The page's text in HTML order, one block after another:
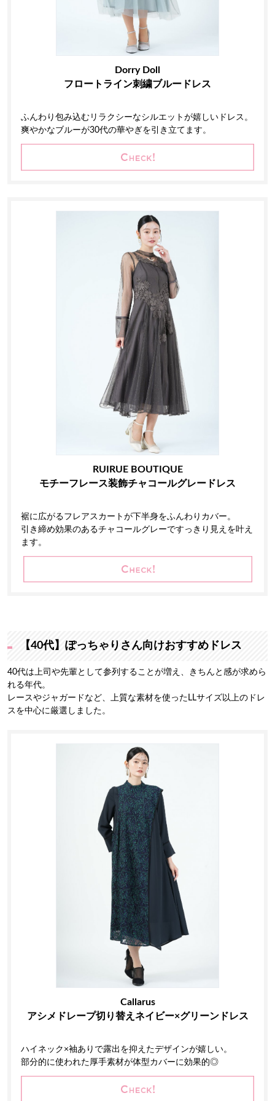
Dorry Doll
フロートライン刺繍ブルードレス
ふんわり包み込むリラクシーなシルエットが嬉しいドレス。
爽やかなブルーが30代の華やぎを引き立てます。
RUIRUE BOUTIQUE
モチーフレース装飾チャコールグレードレス
裾に広がるフレアスカートが下半身をふんわりカバー。
引き締め効果のあるチャコールグレーですっきり見えを叶え
ます。
【40代】ぽっちゃりさん向けおすすめドレス
40代は上司や先輩として参列することが増え、きちんと感が求めら
れる年代。
レースやジャガードなど、上質な素材を使ったLLサイズ以上のドレ
スを中心に厳選しました。
Callarus
アシメドレープ切り替えネイビー×グリーンドレス
ハイネック×袖ありで露出を抑えたデザインが嬉しい。
部分的に使われた厚手素材が体型カバーに効果的◎